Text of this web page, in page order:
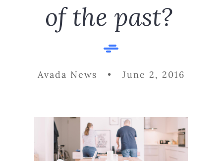
of the past?
Avada News • June 2, 2016